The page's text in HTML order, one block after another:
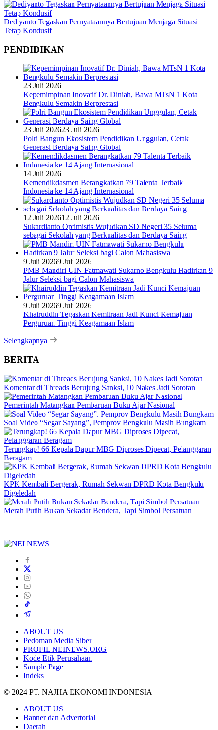
Dediyanto Tegaskan Pernyataannya Bertujuan Menjaga Situasi
Tetap Kondusif
PENDIDIKAN
23 Juli 2026
Kepemimpinan Inovatif Dr. Diniah, Bawa MTsN 1 Kota
Bengkulu Semakin Berprestasi
23 Juli 202623 Juli 2026
Polri Bangun Ekosistem Pendidikan Unggulan, Cetak
Generasi Berdaya Saing Global
14 Juli 2026
Kemendikdasmen Berangkatkan 79 Talenta Terbaik
Indonesia ke 14 Ajang Internasional
12 Juli 202612 Juli 2026
Sukardianto Optimistis Wujudkan SD Negeri 35 Seluma
sebagai Sekolah yang Berkualitas dan Berdaya Saing
9 Juli 20269 Juli 2026
PMB Mandiri UIN Fatmawati Sukarno Bengkulu Hadirkan 9
Jalur Seleksi bagi Calon Mahasiswa
9 Juli 20269 Juli 2026
Khairuddin Tegaskan Kemitraan Jadi Kunci Kemajuan
Perguruan Tinggi Keagamaan Islam
Selengkapnya
BERITA
Komentar di Threads Berujung Sanksi, 10 Nakes Jadi Sorotan
Pemerintah Matangkan Pembaruan Buku Ajar Nasional
Soal Video “Segar Sayang”, Pemprov Bengkulu Masih Bungkam
Terungkap! 66 Kepala Dapur MBG Diproses Dipecat, Pelanggaran
Beragam
KPK Kembali Bergerak, Rumah Sekwan DPRD Kota Bengkulu
Digeledah
Merah Putih Bukan Sekadar Bendera, Tapi Simbol Persatuan
ABOUT US
Pedoman Media Siber
PROFIL NEINEWS.ORG
Kode Etik Perusahaan
Sample Page
Indeks
© 2024 PT. NAJHA EKONOMI INDONESIA
ABOUT US
Banner dan Advertorial
Daerah